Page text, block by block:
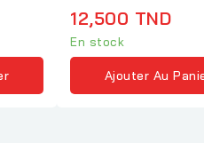
12,500 TND
En stock
Ajouter Au